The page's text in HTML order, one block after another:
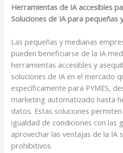
Herramientas de IA accesibles
Soluciones de IA para pequeñas
Las pequeñas y medianas
pueden beneficiarse de la IA
herramientas accesibles y
soluciones de IA en el mercado
específicamente para PYMES,
marketing automatizado hasta
datos. Estas soluciones
igualdad de condiciones con las
aprovechar las ventajas de la IA
prohibitivos.